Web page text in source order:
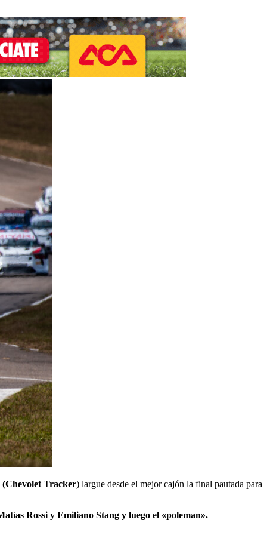
(Chevolet Tracker) largue desde el mejor cajón la final pautada para
Rossi y Emiliano Stang y luego el «poleman».